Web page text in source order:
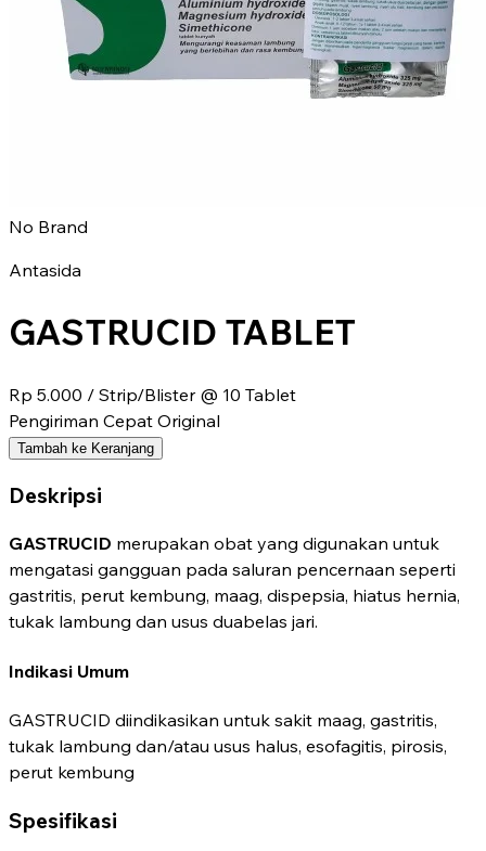
No Brand
Antasida
GASTRUCID TABLET
Rp 5.000 / Strip/Blister @ 10 Tablet
Pengiriman Cepat Original
Tambah ke Keranjang
Deskripsi
GASTRUCID merupakan obat yang digunakan untuk
mengatasi gangguan pada saluran pencernaan seperti
gastritis, perut kembung, maag, dispepsia, hiatus hernia,
tukak lambung dan usus duabelas jari.
Indikasi Umum
GASTRUCID diindikasikan untuk sakit maag, gastritis,
tukak lambung dan/atau usus halus, esofagitis, pirosis,
perut kembung
Spesifikasi